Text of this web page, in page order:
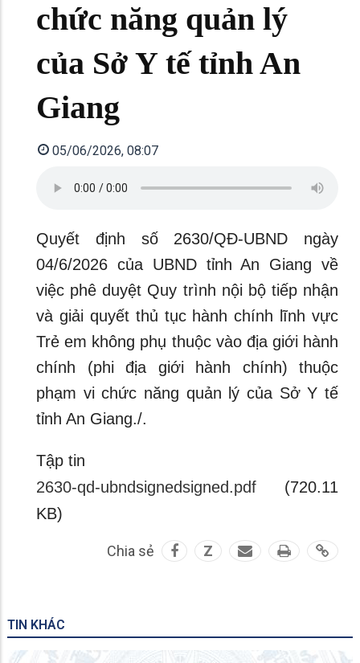
chức năng quản lý
của Sở Y tế tỉnh An
Giang
05/06/2026, 08:07
Quyết định số 2630/QĐ-UBND ngày
04/6/2026 của UBND tỉnh An Giang về
việc phê duyệt Quy trình nội bộ tiếp nhận
và giải quyết thủ tục hành chính lĩnh vực
Trẻ em không phụ thuộc vào địa giới hành
chính (phi địa giới hành chính) thuộc
phạm vi chức năng quản lý của Sở Y tế
tỉnh An Giang./.
Tập tin
2630-qd-ubndsignedsigned.pdf
(720.11
KB)
Chia sẻ Z
TIN KHÁC